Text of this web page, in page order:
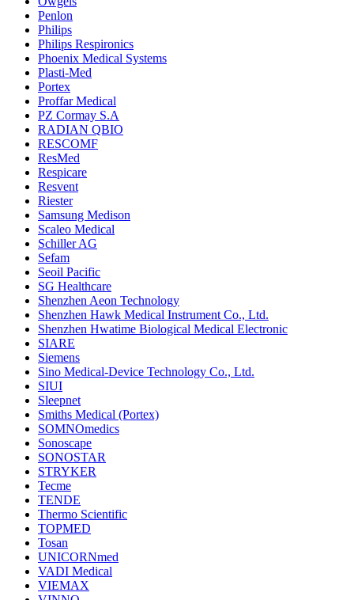
Penlon
Philips
Philips Respironics
Phoenix Medical Systems
Plasti-Med
Portex
Proffar Medical
PZ Cormay S.A
RADIAN QBIO
RESCOMF
ResMed
Respicare
Resvent
Riester
Samsung Medison
Scaleo Medical
Schiller AG
Sefam
Seoil Pacific
SG Healthcare
Shenzhen Aeon Technology
Shenzhen Hawk Medical Instrument Co., Ltd.
Shenzhen Hwatime Biological Medical Electronic
SIARE
Siemens
Sino Medical-Device Technology Co., Ltd.
SIUI
Sleepnet
Smiths Medical (Portex)
SOMNOmedics
Sonoscape
SONOSTAR
STRYKER
Tecme
TENDE
Thermo Scientific
TOPMED
Tosan
UNICORNmed
VADI Medical
VIEMAX